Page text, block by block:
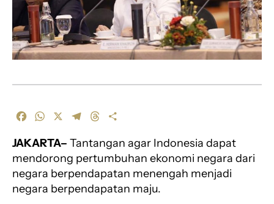
c
e
b
o
o
W
a
t
s
A
l
e
g
r
r
e
a
d
s
a
r
e
JAKARTA– Tantangan agar Indonesia dapat
mendorong pertumbuhan ekonomi negara dari
negara berpendapatan menengah menjadi
negara berpendapatan maju.